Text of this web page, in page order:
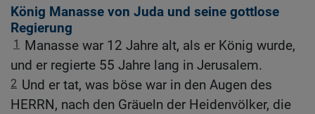
König Manasse von Juda und seine gottlose
Regierung
1
Manasse war 12 Jahre alt, als er König wurde,
und er regierte 55 Jahre lang in Jerusalem.
2 Und er tat, was böse war in den Augen des
HERRN, nach den Gräueln der Heidenvölker, die